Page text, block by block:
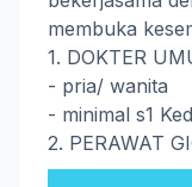
membuka
1. DOKTER
- pria/ wanita
- minimal s1
2. PERAWAT